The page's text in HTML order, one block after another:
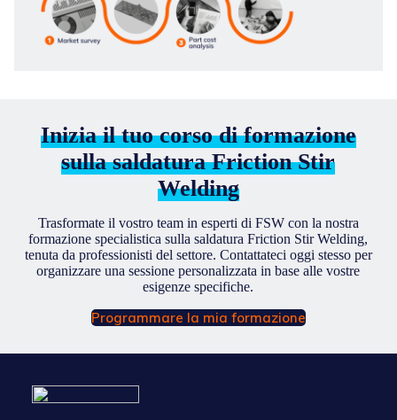
Inizia il tuo corso di formazione
sulla saldatura Friction Stir
Welding
Trasformate il vostro team in esperti di FSW con la nostra
formazione specialistica sulla saldatura Friction Stir Welding,
tenuta da professionisti del settore. Contattateci oggi stesso per
organizzare una sessione personalizzata in base alle vostre
esigenze specifiche.
Programmare la mia formazione